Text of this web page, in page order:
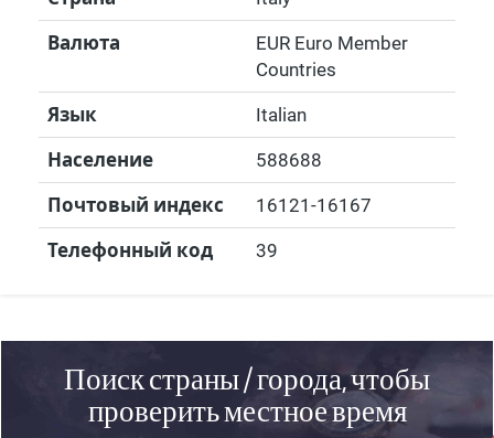
Валюта
EUR Euro Member
Countries
Язык Italian
Население 588688
Почтовый индекс 16121-16167
Телефонный код 39
Поиск страны / города, чтобы
проверить местное время